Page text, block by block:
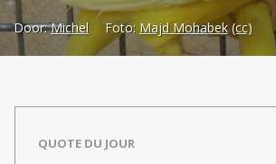
hervormingen’. Welnu, als dat
dan is Syriza volgens Bouman
niets veranderd in
Door:Michel Foto: Majd Mohabek (cc)
QUOTE DU JOUR